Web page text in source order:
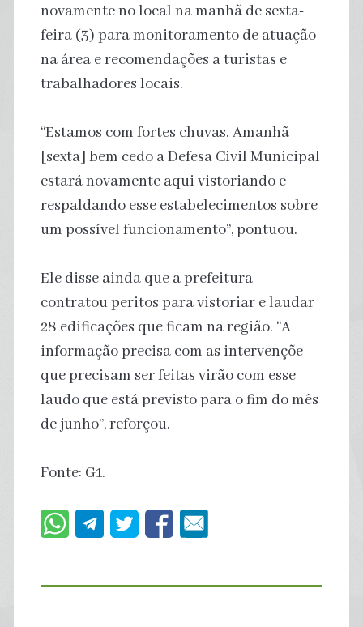
novamente no local na manhã de sexta-
feira (3) para monitoramento de atuação
na área e recomendações a turistas e
trabalhadores locais.
“Estamos com fortes chuvas. Amanhã
[sexta] bem cedo a Defesa Civil Municipal
estará novamente aqui vistoriando e
respaldando esse estabelecimentos sobre
um possível funcionamento”, pontuou.
Ele disse ainda que a prefeitura
contratou peritos para vistoriar e laudar
28 edificações que ficam na região. “A
informação precisa com as intervençõe
que precisam ser feitas virão com esse
laudo que está previsto para o fim do mês
de junho”, reforçou.
Fonte: G1.